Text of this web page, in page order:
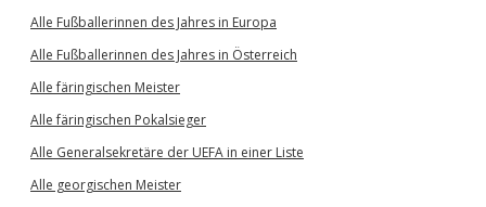
Alle Fußballerinnen des Jahres in Europa
Alle Fußballerinnen des Jahres in Österreich
Alle färingischen Meister
Alle färingischen Pokalsieger
Alle Generalsekretäre der UEFA in einer Liste
Alle georgischen Meister